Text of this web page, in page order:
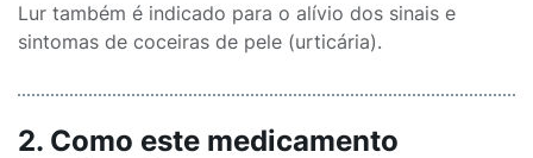
Lur também é indicado para o alívio dos sinais e
sintomas de coceiras de pele (urticária).
2. Como este medicamento